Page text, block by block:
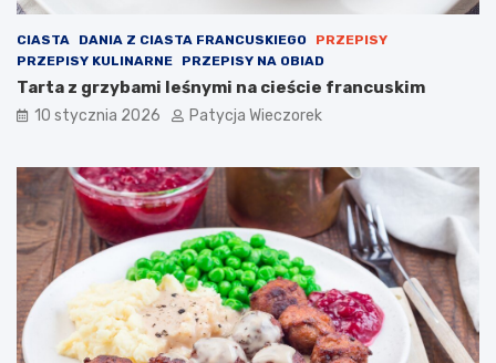
CIASTA DANIA Z CIASTA FRANCUSKIEGO
PRZEPISY
PRZEPISY KULINARNE
PRZEPISY NA OBIAD
Tarta z grzybami leśnymi na cieście francuskim
10 stycznia 2026 Patycja Wieczorek